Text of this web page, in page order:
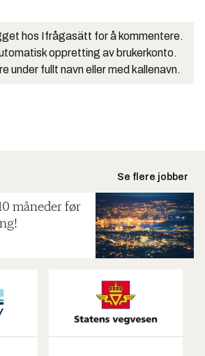
hos Ifrågasätt for å kommentere.
oppretting av brukerkonto.
under fullt navn eller med kallenavn.
Se flere jobber
måneder før